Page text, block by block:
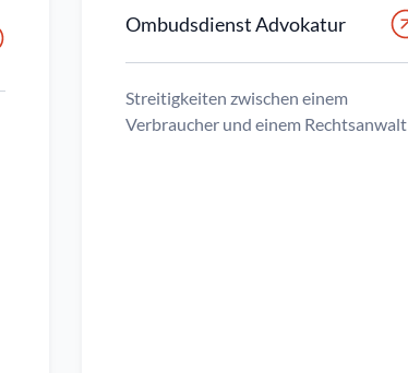
Ombudsdienst Advokatur
Streitigkeiten zwischen einem
Verbraucher und einem Rechtsanwalt